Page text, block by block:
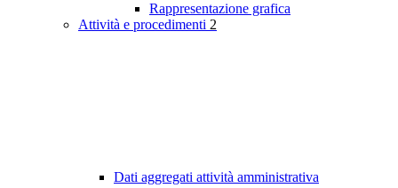
Rappresentazione grafica
Attività e procedimenti 2
Dati aggregati attività amministrativa